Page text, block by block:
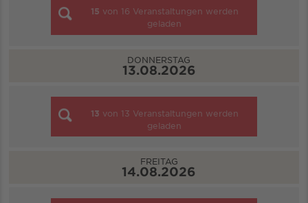
15 von 16 Veranstaltungen werden
geladen
DONNERSTAG
13.08.2026
13 von 13 Veranstaltungen werden
geladen
FREITAG
14.08.2026